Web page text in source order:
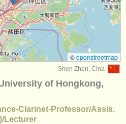
(2)
(9)
classico
©openstreetmap
Shen Zhen, Cina
of Hongkong,
Clarinet-Professor/Assis.
Lecturer